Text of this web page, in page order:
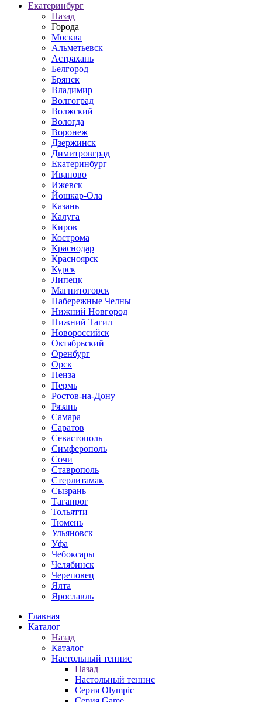
Екатеринбург
Назад
Города
Москва
Альметьевск
Астрахань
Белгород
Брянск
Владимир
Волгоград
Волжский
Вологда
Воронеж
Дзержинск
Димитровград
Екатеринбург
Иваново
Ижевск
Йошкар-Ола
Казань
Калуга
Киров
Кострома
Краснодар
Красноярск
Курск
Липецк
Магнитогорск
Набережные Челны
Нижний Новгород
Нижний Тагил
Новороссийск
Октябрьский
Оренбург
Орск
Пенза
Пермь
Ростов-на-Дону
Рязань
Самара
Саратов
Севастополь
Симферополь
Сочи
Ставрополь
Стерлитамак
Сызрань
Таганрог
Тольятти
Тюмень
Ульяновск
Уфа
Чебоксары
Челябинск
Череповец
Ялта
Ярославль
Главная
Каталог
Назад
Каталог
Настольный теннис
Назад
Настольный теннис
Серия Olympic